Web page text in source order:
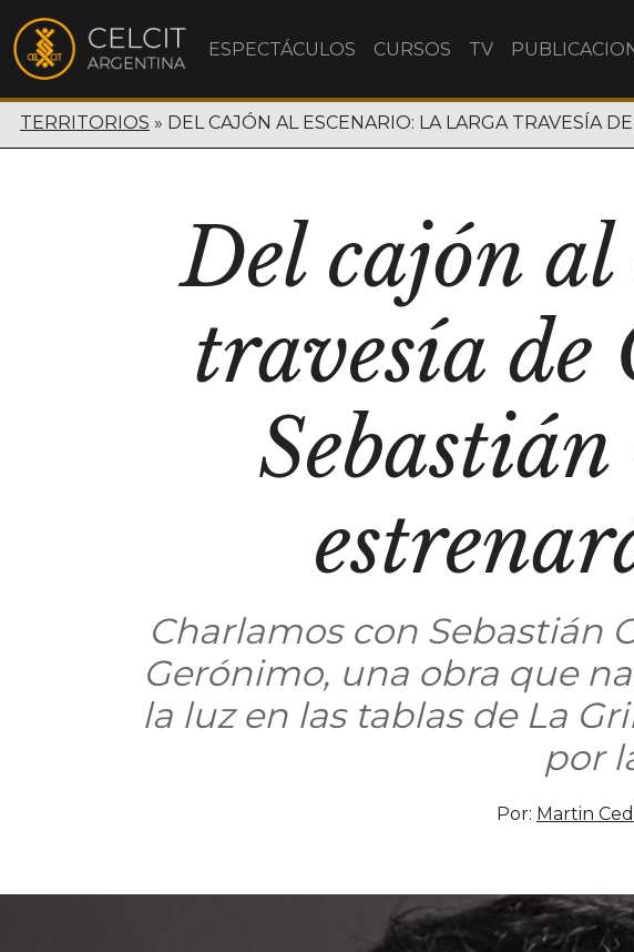
ESPECTÁCULOS CURSOS TV
TERRITORIOS DEL CAJÓN AL ESCENARIO: LA LARGA TRAVESÍA
Del cajón
travesía de
Charlamos con Sebastián
Gerónimo, una obra que
la luz en las tablas de La
por
Por: Martin